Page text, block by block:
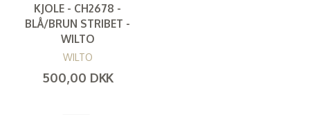
KJOLE - CH2678 -
BLÅ/BRUN STRIBET -
WILTO
WILTO
500,00 DKK